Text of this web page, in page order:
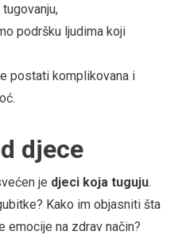
podršku ljudima koji
postati komplikovana i
djece
je djeci koja tuguju.
Kako im objasniti šta
na zdrav način?